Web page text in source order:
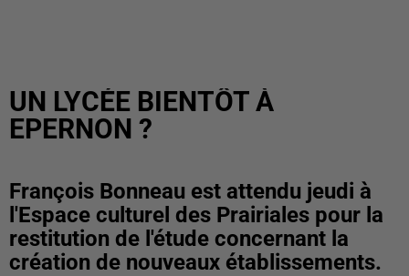
UN LYCÉE BIENTÔT À
EPERNON ?
François Bonneau est attendu jeudi à
l'Espace culturel des Prairiales pour la
restitution de l'étude concernant la
création de nouveaux établissements.